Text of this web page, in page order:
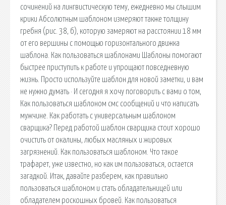
сочинений на лингвистическую тему, ежедневно мы слышим
крики Абсолютным шаблоном измеряют также толщину
гребня (рис. 38, б), которую замеряют на расстоянии 18 мм
от его вершины с помощью горизонтального движка
шаблона. Как пользоваться шаблонами Шаблоны помогают
быстрее приступить к работе и упрощают повседневную
жизнь. Просто используйте шаблон для новой заметки, и вам
не нужно думать · И сегодня я хочу поговорить с вами о том,
Как пользоваться шаблоном смс сообщений и что написать
мужчине. Как работать с универсальным шаблоном
сварщика? Перед работой шаблон сварщика стоит хорошо
очистить от окалины, любых масляных и жировых
загрязнений. Как пользоваться шаблоном. Что такое
трафарет, уже известно, но как им пользоваться, остается
загадкой. Итак, давайте разберем, как правильно
пользоваться шаблоном и стать обладательницей или
обладателем роскошных бровей. Как пользоваться